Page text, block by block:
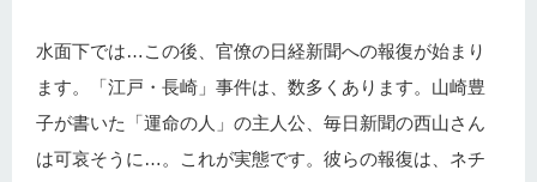
水面下では…この後、官僚の日経新聞への報復が始まり
ます。「江戸・長崎」事件は、数多くあります。山崎豊
子が書いた「運命の人」の主人公、毎日新聞の西山さん
は可哀そうに…。これが実態です。彼らの報復は、ネチ